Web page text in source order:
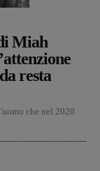
Miah
resta
che nel 2020